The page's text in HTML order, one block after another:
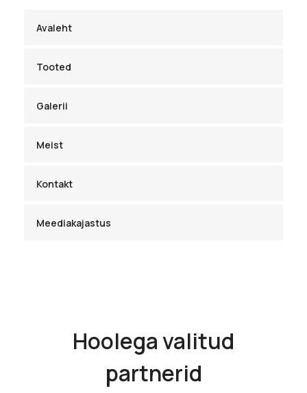
Avaleht
Tooted
Galerii
Meist
Kontakt
Meediakajastus
Hoolega valitud
partnerid